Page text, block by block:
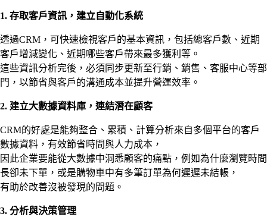
1. 存取客戶資訊，建立自動化系統
透過CRM，可快速檢視客戶的基本資訊，包括總客戶數、近期
客戶增減變化、近期哪些客戶帶來最多獲利等。
這些資訊分析完後，必須同步更新至行銷、銷售、客服中心等部
門，以節省與客戶的溝通成本並提升營運效率。
2. 建立大數據資料庫，連結潛在顧客
CRM的好處是能夠整合、累積、計算分析來自多個平台的客戶
數據資料，有效節省時間與人力成本，
因此企業要能從大數據中洞悉顧客的痛點，例如為什麼瀏覽時間
長卻未下單，或是購物車中有多筆訂單為何遲遲未結帳，
有助於改善沒被發現的問題。
3. 分析與決策管理